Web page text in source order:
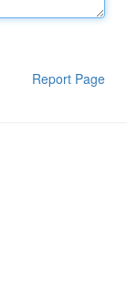
Report Page